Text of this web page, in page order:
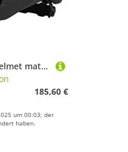
Falconer 2Vi Mips Helmet matte black (MBLCK) M-L
185,60 €
um 00:03; der
haben.